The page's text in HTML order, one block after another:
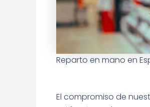
Reparto en mano en
El compromiso de